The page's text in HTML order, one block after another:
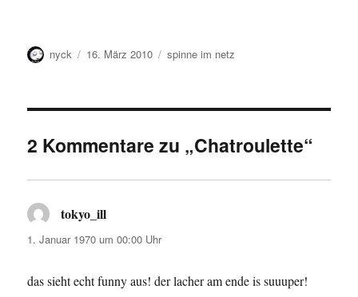
Autor
nyck
Veröffentlicht
16. März 2010 Kategorien
spinne im netz
2 Kommentare zu „Chatroulette“
tokyo_ill
1. Januar 1970 um 00:00 Uhr
das sieht echt funny aus! der lacher am ende is suuuper!